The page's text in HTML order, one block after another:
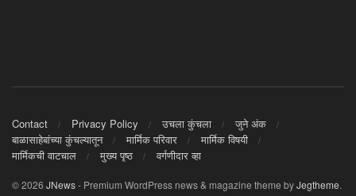
Contact Privacy Policy उचला कुंचला
जुने अंक
बाळासाहेबांच्या कुंचल्यातून
मार्मिक परिवार
मार्मिक विषयी
मार्मिकची वाटचाल
मुख्य पृष्ठ वर्गणीदार व्हा
© 2026 JNews- Premium WordPress news & magazine theme byJegtheme.